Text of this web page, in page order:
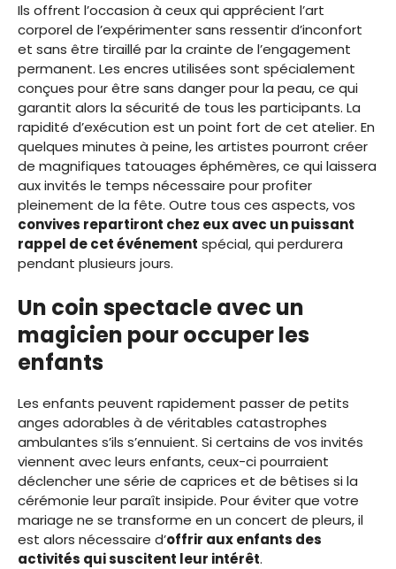
Ils offrent l’occasion à ceux qui apprécient l’art
corporel de l’expérimenter sans ressentir d’inconfort
et sans être tiraillé par la crainte de l’engagement
permanent. Les encres utilisées sont spécialement
conçues pour être sans danger pour la peau, ce qui
garantit alors la sécurité de tous les participants. La
rapidité d’exécution est un point fort de cet atelier. En
quelques minutes à peine, les artistes pourront créer
de magnifiques tatouages éphémères, ce qui laissera
aux invités le temps nécessaire pour profiter
pleinement de la fête. Outre tous ces aspects, vos
convives repartiront chez eux avec un puissant
rappel de cet événement spécial, qui perdurera
pendant plusieurs jours.
Un coin spectacle avec un
magicien pour occuper les
enfants
Les enfants peuvent rapidement passer de petits
anges adorables à de véritables catastrophes
ambulantes s’ils s’ennuient. Si certains de vos invités
viennent avec leurs enfants, ceux-ci pourraient
déclencher une série de caprices et de bêtises si la
cérémonie leur paraît insipide. Pour éviter que votre
mariage ne se transforme en un concert de pleurs, il
est alors nécessaire d’offrir aux enfants des
activités qui suscitent leur intérêt.